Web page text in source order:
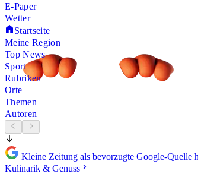
E-Paper
Wetter
Startseite
Meine Region
Top News
Sport
Rubriken
Orte
Themen
Autoren
Kleine Zeitung als bevorzugte Google-Quelle
Kulinarik & Genuss